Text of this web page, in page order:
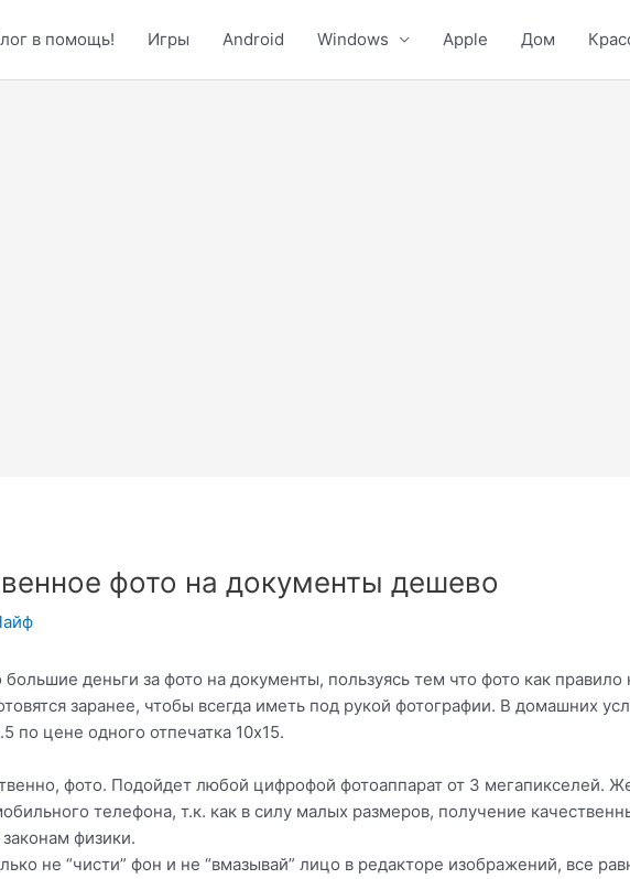
в помощь! Игры Android Windows Apple Дом
фото на документы дешево
деньги за фото на документы, пользуясь тем что фото как
заранее, чтобы всегда иметь под рукой фотографии. В домашних
по цене одного отпечатка 10х15.
фото. Подойдет любой цифрофой фотоаппарат от 3 мегапикселей.
телефона, т.к. как в силу малых размеров, получение
физики.
не “чисти” фон и не “вмазывай” лицо в редакторе изображений, все